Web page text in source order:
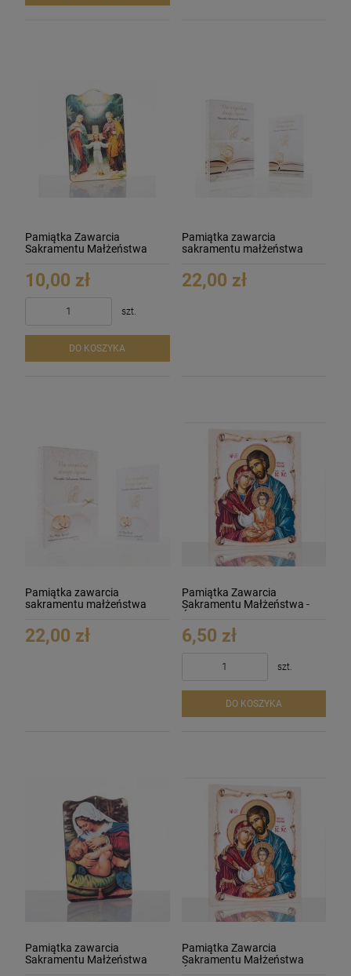
Pamiątka Zawarcia
Sakramentu Małżeństwa
10,00 zł
szt.
DO KOSZYKA
Pamiątka zawarcia
sakramentu małżeństwa
22,00 zł
Pamiątka zawarcia
sakramentu małżeństwa
22,00 zł
Pamiątka Zawarcia
Sakramentu Małżeństwa -
6,50 zł
szt.
DO KOSZYKA
Pamiątka zawarcia
Sakramentu Małżeństwa
Pamiątka Zawarcia
Sakramentu Małżeństwa